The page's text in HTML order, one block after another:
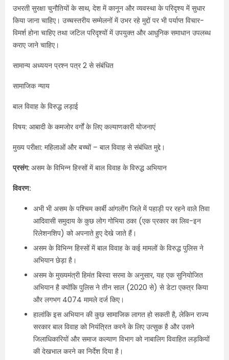
उभरती सुरक्षा चुनौतियों के साथ, देश में कानून और व्यवस्था के परिदृश्य में सुधार
किया जाना चाहिए। उच्‍चस्‍तरीय सम्‍मेलनों में उभर रहे मुद्दों पर भी पर्याप्‍त विचार-
विमर्श होना चाहिए तथा जटिल परिदृश्‍यों में उपयुक्‍त और आधुनिक समाधान उपलब्‍ध
कराए जाने चाहिए।
सामान्य अध्ययन प्रश्न पत्र 2 से संबंधित
सामाजिक न्याय
बाल विवाह के विरुद्ध लड़ाई
विषय: आबादी के कमजोर वर्गों के लिए कल्याणकारी योजनाएं
मुख्य परीक्षा: महिलाओं और बच्चों – बाल विवाह से संबंधित मुद्दे।
प्रसंग: असम के विभिन्न हिस्सों में बाल विवाह के विरुद्ध अभियान
विवरण:
अभी भी असम के पश्चिम कार्बी आंगलोंग जिले में पहाड़ी पर रहने वाले तिवा
आदिवासी समुदाय के कुछ लोग गोभिया ठका (एक प्रकार का लिव-इन
रिलेशनशिप) को अपनाते हुए देखे जाते हैं।
असम के विभिन्न हिस्सों में बाल विवाह के कई मामलों के विरुद्ध पुलिस ने
अभियान छेड़ा है।
असम के मुख्यमंत्री हिमंत बिस्वा सरमा के अनुसार, यह एक सुनियोजित
अभियान है क्योंकि पुलिस ने तीन साल (2020 से) से डेटा एकत्र किया
और लगभग 4074 मामले दर्ज किए।
हालांकि इस अभियान की कुछ सामाजिक लागत हो सकती है, लेकिन राज्य
सरकार बाल विवाह को नियंत्रित करने के लिए उत्सुक है और उसने
जिलाधिकारियों और समाज कल्याण विभाग को नाबालिग विवाहित लड़कियों
की देखभाल करने का निर्देश दिया है।